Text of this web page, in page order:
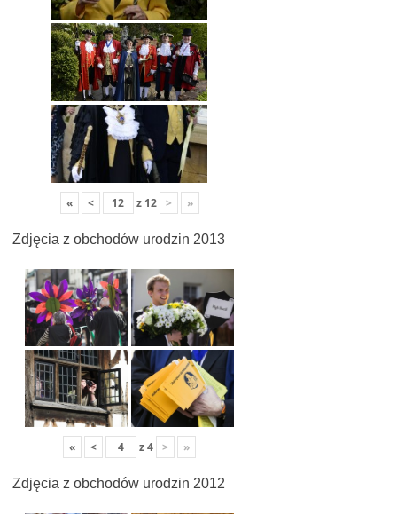
« < z 12 > »
Zdjęcia z obchodów urodzin 2013
« < z4 > »
Zdjęcia z obchodów urodzin 2012